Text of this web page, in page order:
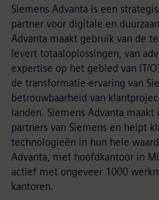
Siemens Advanta is een
partner voor digitale en
Advanta maakt gebruik van de
levert totaaloplossingen, van
expertise op het gebied van IT/
de transformatie-ervaring van
betrouwbaarheid van
landen. Siemens Advanta
partners van Siemens en helpt
technologieën in hun hele
Advanta, met hoofdkantoor in
actief met ongeveer 1000
kantoren.